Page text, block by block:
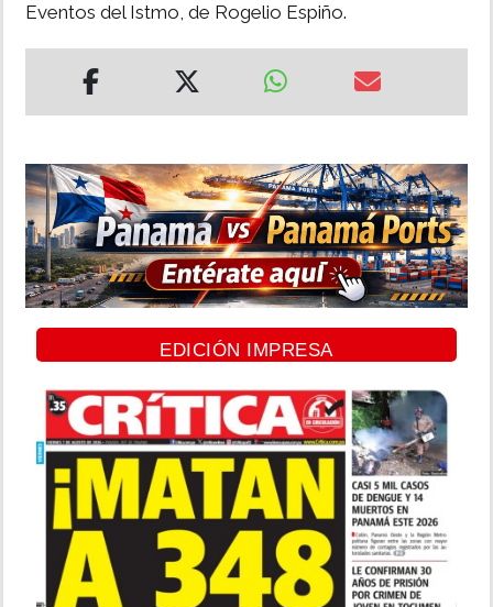
Eventos del Istmo, de Rogelio Espiño.
EDICIÓN IMPRESA